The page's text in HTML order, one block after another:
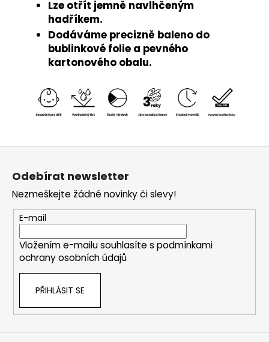
Lze otřít jemně navlhčeným
hadříkem.
Dodáváme precizně baleno do
bublinkové folie a pevného
kartonového obalu.
Z
Odebírat newsletter
Nezmeškejte žádné novinky či slevy!
E-mail
Vložením e-mailu souhlasíte s podmínkami
ochrany osobních údajů
PŘIHLÁSIT SE